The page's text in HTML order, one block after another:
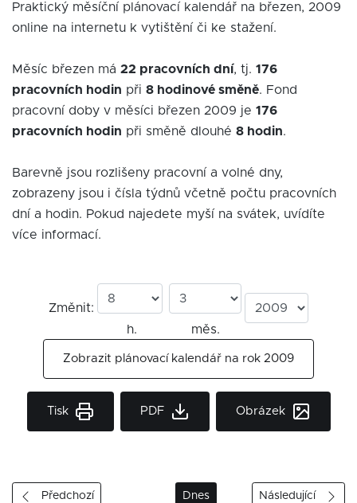
Praktický měsíční plánovací kalendář na březen, 2009
online na internetu k vytištění či ke stažení.
Měsíc březen má 22 pracovních dní, tj. 176
pracovních hodin při 8 hodinové směně. Fond
pracovní doby v měsíci březen 2009 je 176
pracovních hodin při směně dlouhé 8 hodin.
Barevně jsou rozlišeny pracovní a volné dny,
zobrazeny jsou i čísla týdnů včetně počtu pracovních
dní a hodin. Pokud najedete myší na svátek, uvídíte
více informací.
Změnit:
h.
měs.
Zobrazit plánovací kalendář na rok 2009
Tisk PDF Obrázek
Předchozí Dnes Následující